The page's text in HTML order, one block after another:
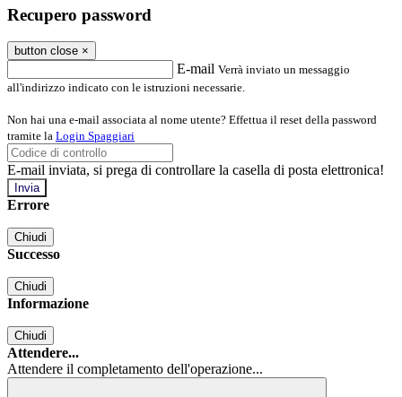
Recupero password
button close ×
E-mail Verrà inviato un messaggio
all'indirizzo indicato con le istruzioni necessarie.
Non hai una e-mail associata al nome utente? Effettua il reset della password
tramite la Login Spaggiari
E-mail inviata, si prega di controllare la casella di posta elettronica!
Errore
Chiudi
Successo
Chiudi
Informazione
Chiudi
Attendere...
Attendere il completamento dell'operazione...